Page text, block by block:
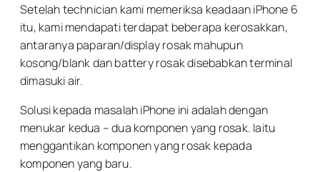
Setelah technician kami memeriksa keadaan iPhone 6
itu, kami mendapati terdapat beberapa kerosakkan,
antaranya paparan/display rosak mahupun
kosong/blank dan battery rosak disebabkan terminal
dimasuki air.
Solusi kepada masalah iPhone ini adalah dengan
menukar kedua – dua komponen yang rosak. Iaitu
menggantikan komponen yang rosak kepada
komponen yang baru.